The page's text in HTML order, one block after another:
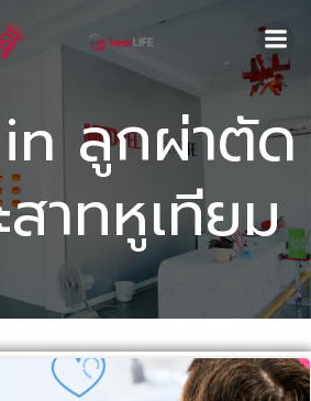
content
ลูกผ่าตัด
าทหูเทียม